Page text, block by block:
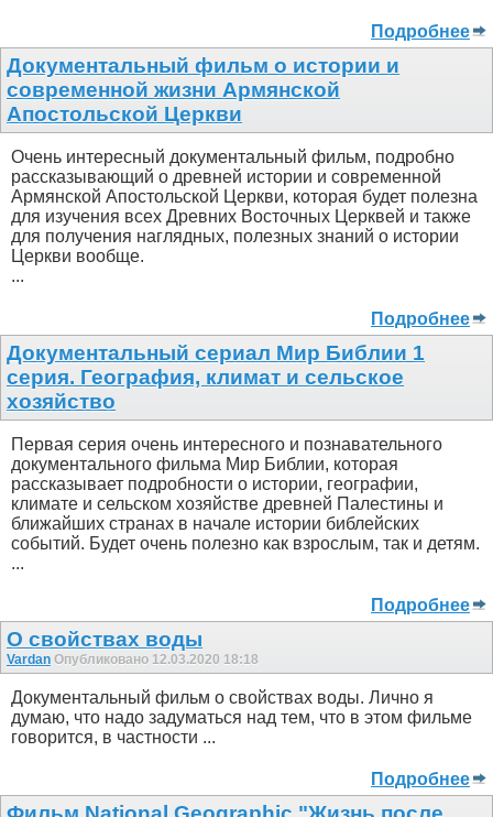
Подробнее
Документальный фильм о истории и
современной жизни Армянской
Апостольской Церкви
Очень интересный документальный фильм, подробно
рассказывающий о древней истории и современной
Армянской Апостольской Церкви, которая будет полезна
для изучения всех Древних Восточных Церквей и также
для получения наглядных, полезных знаний о истории
Церкви вообще.
...
Подробнее
Документальный сериал Мир Библии 1
серия. География, климат и сельское
хозяйство
Первая серия очень интересного и познавательного
документального фильма Мир Библии, которая
рассказывает подробности о истории, географии,
климате и сельском хозяйстве древней Палестины и
ближайших странах в начале истории библейских
событий. Будет очень полезно как взрослым, так и детям.
...
Подробнее
О свойствах воды
Vardan Опубликовано 12.03.2020 18:18
Документальный фильм о свойствах воды. Лично я
думаю, что надо задуматься над тем, что в этом фильме
говорится, в частности ...
Подробнее